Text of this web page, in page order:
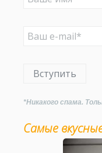
Вступить
*Никакого спама.
Самые